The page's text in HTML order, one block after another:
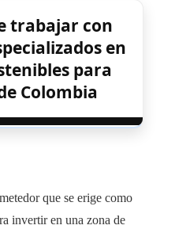
trabajar con
en
para
Colombia
que se erige como
invertir en una zona de